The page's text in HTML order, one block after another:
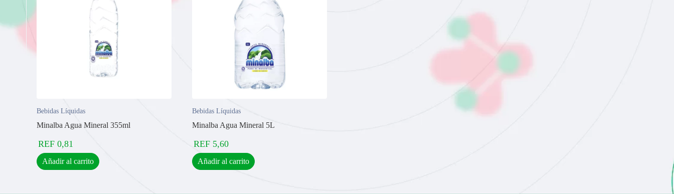
Bebidas Líquidas
Minalba Agua Mineral 355ml
REF 0,81
Añadir al carrito
Bebidas Líquidas
Minalba Agua Mineral 5L
REF 5,60
Añadir al carrito